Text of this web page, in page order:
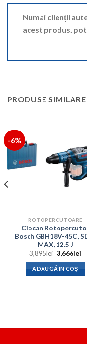
Numai clienții
acest produs, pot
PRODUSE SIMILARE
-6%
ROTOPERCUTOARE
Ciocan
Bosch GBH18V-45C,
MAX, 12.5 J
3,895lei Prețul
inițial
a
fost:
3,895lei.
3,666lei
ADAUGĂ ÎN COȘ